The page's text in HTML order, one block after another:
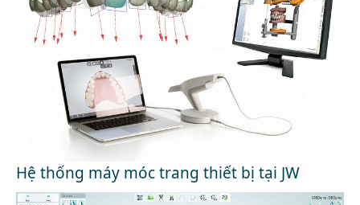
Hệ thống máy móc trang thiết bị tại JW